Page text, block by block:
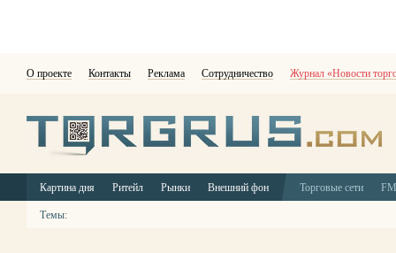
О проекте Контакты Реклама Сотрудничество Журнал «Новости
Картина дня Ритейл Рынки Внешний фон Торговые сети
Темы: